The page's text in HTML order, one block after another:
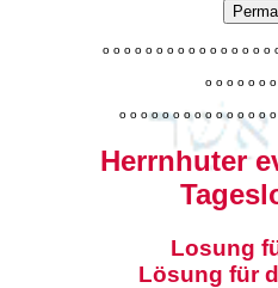
o o o o o o o o o o o o o o o o
o o o o o o o
o o o o o o o o o o o o o o o
Herrnhuter
Losung
Lösung für